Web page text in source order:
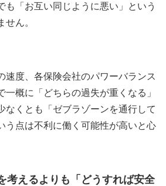
も「お互い同じように悪い」という
ん。
速度、各保険会社のパワーバランス
一概に「どちらの過失が重くなる」
なくとも「ゼブラゾーンを通行して
う点は不利に働く可能性が高いと心
考えるよりも「どうすれば安全